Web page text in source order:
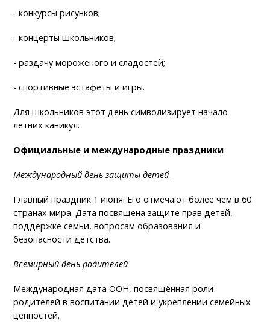
- конкурсы рисунков;
- концерты школьников;
- раздачу мороженого и сладостей;
- спортивные эстафеты и игры.
Для школьников этот день символизирует начало
летних каникул.
Официальные и международные праздники
Международный день защиты детей
Главный праздник 1 июня. Его отмечают более чем в 60
странах мира. Дата посвящена защите прав детей,
поддержке семьи, вопросам образования и
безопасности детства.
Всемирный день родителей
Международная дата ООН, посвящённая роли
родителей в воспитании детей и укреплении семейных
ценностей.